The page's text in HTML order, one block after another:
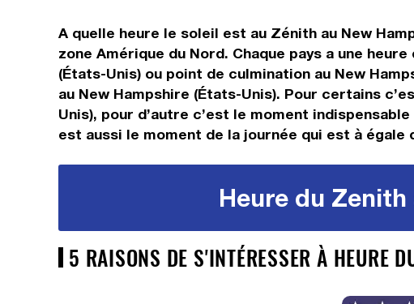
A quelle heure le soleil est au Zénith au New
zone Amérique du Nord. Chaque pays a une
(États-Unis) ou point de culmination au New
au New Hampshire (États-Unis). Pour certains
Unis), pour d’autre c’est le moment
est aussi le moment de la journée qui est à
Heure du Zenith
5 RAISONS DE S'INTÉRESSER À HEURE